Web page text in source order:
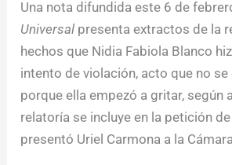
Una nota difundida este 6 de
Universal presenta extractos de la
hechos que Nidia Fabiola Blanco
intento de violación, acto que no
porque ella empezó a gritar, según
relatoría se incluye en la petición
presentó Uriel Carmona a la